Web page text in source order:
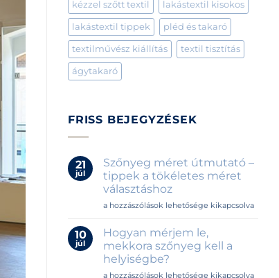
kézzel szőtt textil lakástextil kisokos
lakástextil tippek pléd és takaró
textilművész kiállítás textil tisztítás
ágytakaró
FRISS BEJEGYZÉSEK
21
júl
Szőnyeg méret útmutató –
tippek a tökéletes méret
választáshoz
Szőnyeg
útmutató
–
tippek
a
tökéletes
a hozzászólások lehetősége kikapcsolva
10
júl
Hogyan mérjem le,
mekkora szőnyeg kell a
helyiségbe?
Hogyan
a hozzászólások lehetősége kikapcsolva